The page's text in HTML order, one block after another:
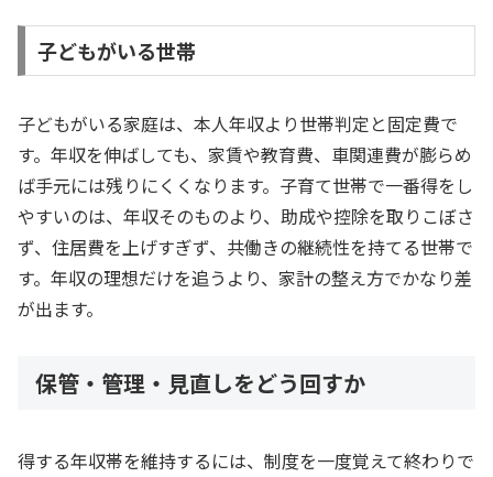
子どもがいる世帯
子どもがいる家庭は、本人年収より世帯判定と固定費で
す。年収を伸ばしても、家賃や教育費、車関連費が膨らめ
ば手元には残りにくくなります。子育て世帯で一番得をし
やすいのは、年収そのものより、助成や控除を取りこぼさ
ず、住居費を上げすぎず、共働きの継続性を持てる世帯で
す。年収の理想だけを追うより、家計の整え方でかなり差
が出ます。
保管・管理・見直しをどう回すか
得する年収帯を維持するには、制度を一度覚えて終わりで